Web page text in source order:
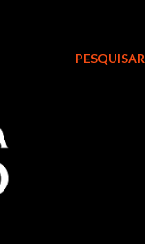
PESQUISAR